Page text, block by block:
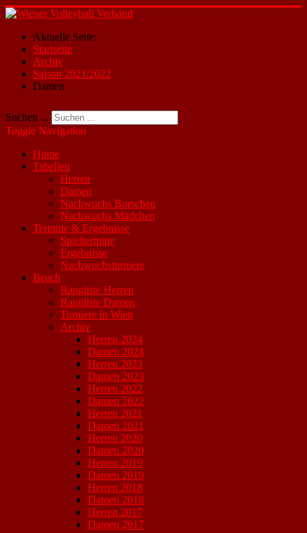
Aktuelle Seite:
Startseite
Archiv
Saison 2021/2022
Damen
Suchen ...
Toggle Navigation
Home
Tabellen
Herren
Damen
Nachwuchs Burschen
Nachwuchs Mädchen
Termine & Ergebnisse
Spieltermine
Ergebnisse
Nachwuchsturniere
Beach
Rangliste Herren
Rangliste Damen
Turniere in Wien
Archiv
Herren 2024
Damen 2024
Herren 2023
Damen 2023
Herren 2022
Damen 2022
Herren 2021
Damen 2021
Herren 2020
Damen 2020
Herren 2019
Damen 2019
Herren 2018
Damen 2018
Herren 2017
Damen 2017